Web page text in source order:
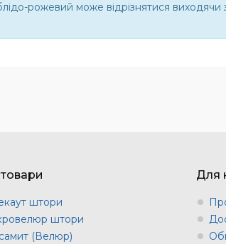
рожевий може відрізнятися
штори
штори
(Велюр)
Для